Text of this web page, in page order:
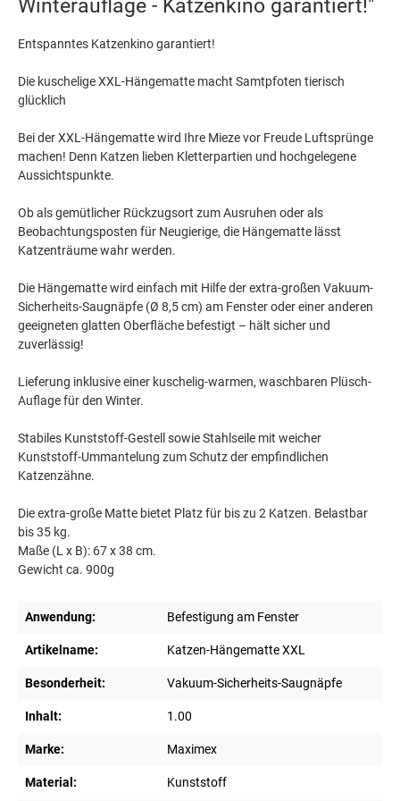
Winterauflage - Katzenkino garantiert!"
Entspanntes Katzenkino garantiert!
Die kuschelige XXL-Hängematte macht Samtpfoten tierisch
glücklich
Bei der XXL-Hängematte wird Ihre Mieze vor Freude Luftsprünge
machen! Denn Katzen lieben Kletterpartien und hochgelegene
Aussichtspunkte.
Ob als gemütlicher Rückzugsort zum Ausruhen oder als
Beobachtungsposten für Neugierige, die Hängematte lässt
Katzenträume wahr werden.
Die Hängematte wird einfach mit Hilfe der extra-großen Vakuum-
Sicherheits-Saugnäpfe (Ø 8,5 cm) am Fenster oder einer anderen
geeigneten glatten Oberfläche befestigt – hält sicher und
zuverlässig!
Lieferung inklusive einer kuschelig-warmen, waschbaren Plüsch-
Auflage für den Winter.
Stabiles Kunststoff-Gestell sowie Stahlseile mit weicher
Kunststoff-Ummantelung zum Schutz der empfindlichen
Katzenzähne.
Die extra-große Matte bietet Platz für bis zu 2 Katzen. Belastbar
bis 35 kg.
Maße (L x B): 67 x 38 cm.
Gewicht ca. 900g
Anwendung: Befestigung am Fenster
Artikelname: Katzen-Hängematte XXL
Besonderheit: Vakuum-Sicherheits-Saugnäpfe
Inhalt: 1.00
Marke: Maximex
Material: Kunststoff